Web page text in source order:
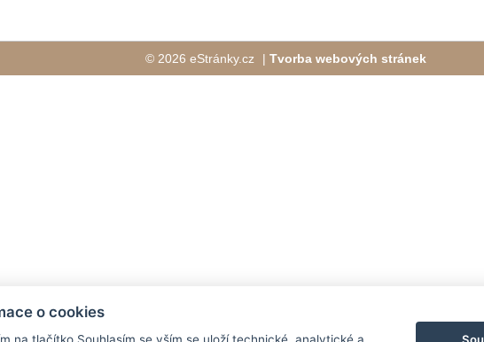
© 2026 eStránky.cz | Tvorba webových stránek
o cookies